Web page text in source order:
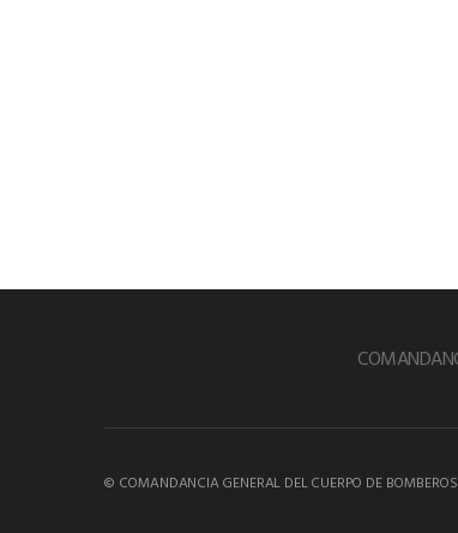
© COMANDANCIA GENERAL DEL CUERPO DE